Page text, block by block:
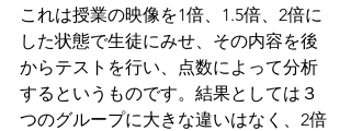
これは授業の映像を1倍、1.5倍、2倍に
した状態で生徒にみせ、その内容を後
からテストを行い、点数によって分析
するというものです。結果としては３
つのグループに大きな違いはなく、2倍